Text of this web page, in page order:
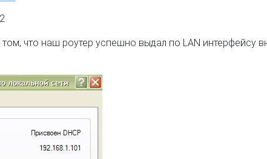
что наш роутер успешно выдал по LAN интерфейсу